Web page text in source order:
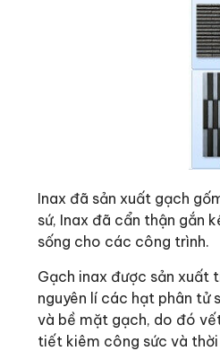
Inax đã sản xuất gạch
sứ, Inax đã cẩn thận gắn
sống cho các công trình.
Gạch inax được sản xuất
nguyên lí các hạt phân tử
và bề mặt gạch, do đó
tiết kiêm công sức và thời